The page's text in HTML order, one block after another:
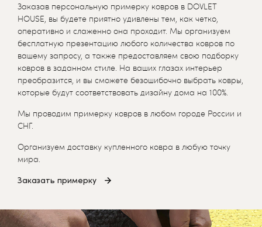
Заказав персональную примерку ковров в DOVLET
HOUSE, вы будете приятно удивлены тем, как четко,
оперативно и слаженно она проходит. Мы организуем
бесплатную презентацию любого количества ковров по
вашему запросу, а также предоставляем свою подборку
ковров в заданном стиле. На ваших глазах интерьер
преобразится, и вы сможете безошибочно выбрать ковры,
которые будут соответствовать дизайну дома на 100%.
Мы проводим примерку ковров в любом городе России и
СНГ.
Организуем доставку купленного ковра в любую точку
мира.
Заказать примерку